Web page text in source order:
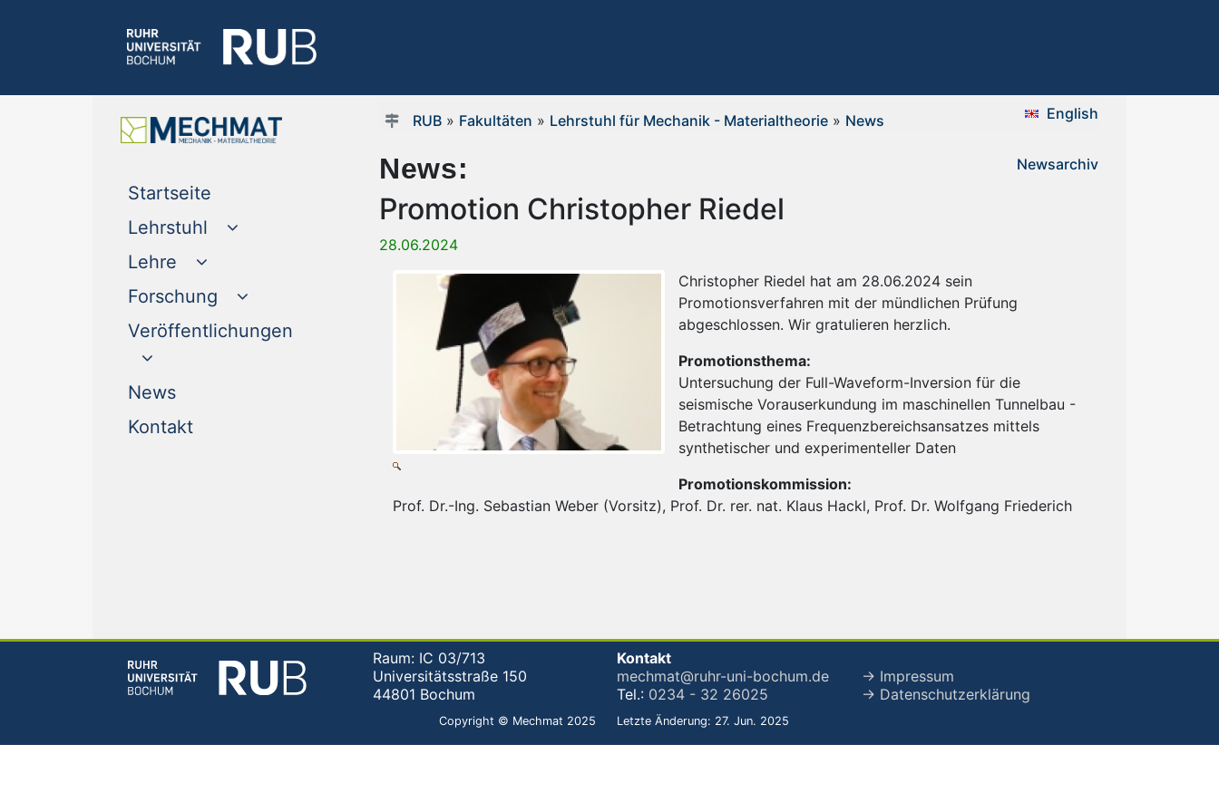
Startseite
Lehrstuhl
Lehre
Forschung
Veröffentlichungen
News(current)
Kontakt(current)
RUB» Fakultäten » Lehrstuhl für Mechanik - Materialtheorie» News English
News: Newsarchiv
Promotion Christopher Riedel
28.06.2024
Christopher Riedel hat am 28.06.2024 sein
Promotionsverfahren mit der mündlichen Prüfung
abgeschlossen. Wir gratulieren herzlich.
Promotionsthema:
Untersuchung der Full-Waveform-Inversion für die
seismische Vorauserkundung im maschinellen Tunnelbau -
Betrachtung eines Frequenzbereichsansatzes mittels
synthetischer und experimenteller Daten
Promotionskommission:
Prof. Dr.-Ing. Sebastian Weber (Vorsitz), Prof. Dr. rer. nat. Klaus Hackl, Prof. Dr. Wolfgang Friederich
Raum: IC 03/713
Universitätsstraße 150
44801 Bochum
Kontakt
mechmat@ruhr-uni-bochum.de
Tel.: 0234 - 32 26025
→ Impressum
→ Datenschutzerklärung
Copyright © Mechmat 2025 Letzte Änderung: 27. Jun. 2025